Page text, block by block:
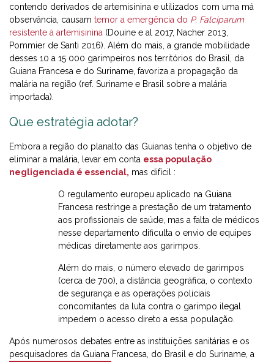
contendo derivados de artemisinina e utilizados com uma má
observância, causam temor a emergência do P. Falciparum
resistente à artemisinina (Douine e al 2017, Nacher 2013,
Pommier de Santi 2016). Além do mais, a grande mobilidade
desses 10 a 15 000 garimpeiros nos territórios do Brasil, da
Guiana Francesa e do Suriname, favoriza a propagação da
malária na região (ref. Suriname e Brasil sobre a malária
importada).
Que estratégia adotar?
Embora a região do planalto das Guianas tenha o objetivo de
eliminar a malária, levar em conta essa população
negligenciada é essencial, mas difícil :
O regulamento europeu aplicado na Guiana
Francesa restringe a prestação de um tratamento
aos profissionais de saúde, mas a falta de médicos
nesse departamento dificulta o envio de equipes
médicas diretamente aos garimpos.
Além do mais, o número elevado de garimpos
(cerca de 700), a distância geográfica, o contexto
de segurança e as operações policiais
concomitantes da luta contra o garimpo ilegal
impedem o acesso direto a essa população.
Após numerosos debates entre as instituições sanitárias e os
pesquisadores da Guiana Francesa, do Brasil e do Suriname, a